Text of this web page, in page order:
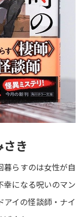
さき
らすのは女性が自
幸になる呪いのマン
イの怪談師・ナイ